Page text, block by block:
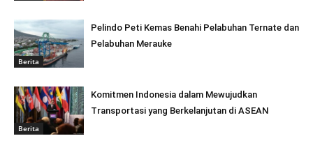
Berita
Pelindo Peti Kemas Benahi Pelabuhan Ternate dan
Pelabuhan Merauke
Berita
Komitmen Indonesia dalam Mewujudkan
Transportasi yang Berkelanjutan di ASEAN